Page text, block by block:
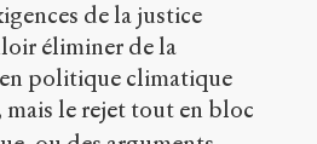
de la justice
éliminer de la
politique climatique
mais le rejet tout en bloc